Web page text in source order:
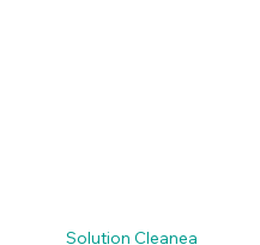
Solution Cleanea